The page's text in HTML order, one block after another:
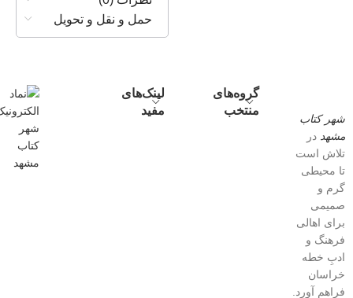
حمل و نقل و تحویل
شهر کتاب
مشهد در
تلاش است
تا محیطی
گرم و
صمیمی
برای اهالی
فرهنگ و
ادبِ خطه
خراسان
فراهم آورد.
گروه‌های
منتخب
لینک‌های
مفید